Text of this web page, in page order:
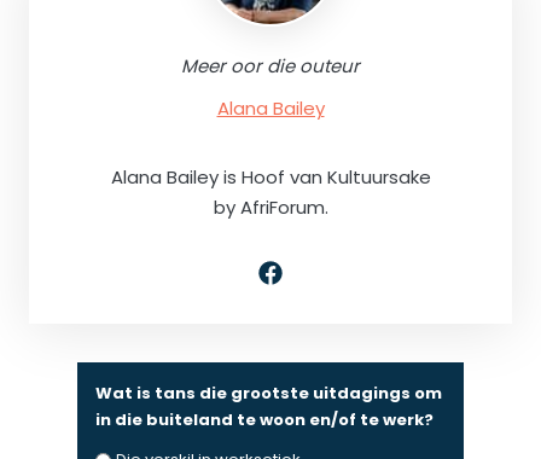
Meer oor die outeur
Alana Bailey
Alana Bailey is Hoof van Kultuursake
by AfriForum.
Wat is tans die grootste uitdagings om
in die buiteland te woon en/of te werk?